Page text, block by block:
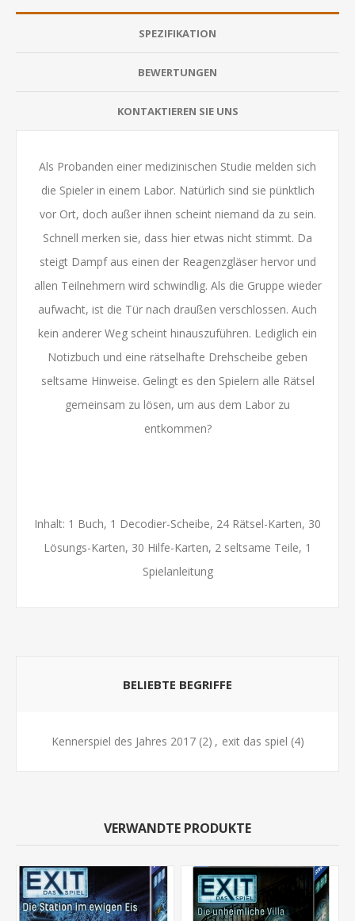
SPEZIFIKATION
BEWERTUNGEN
KONTAKTIEREN SIE UNS
Als Probanden einer medizinischen Studie melden sich
die Spieler in einem Labor. Natürlich sind sie pünktlich
vor Ort, doch außer ihnen scheint niemand da zu sein.
Schnell merken sie, dass hier etwas nicht stimmt. Da
steigt Dampf aus einen der Reagenzgläser hervor und
allen Teilnehmern wird schwindlig. Als die Gruppe wieder
aufwacht, ist die Tür nach draußen verschlossen. Auch
kein anderer Weg scheint hinauszuführen. Lediglich ein
Notizbuch und eine rätselhafte Drehscheibe geben
seltsame Hinweise. Gelingt es den Spielern alle Rätsel
gemeinsam zu lösen, um aus dem Labor zu
entkommen?
Inhalt: 1 Buch, 1 Decodier-Scheibe, 24 Rätsel-Karten, 30
Lösungs-Karten, 30 Hilfe-Karten, 2 seltsame Teile, 1
Spielanleitung
BELIEBTE BEGRIFFE
Kennerspiel des Jahres 2017 (2) , exit das spiel (4)
VERWANDTE PRODUKTE